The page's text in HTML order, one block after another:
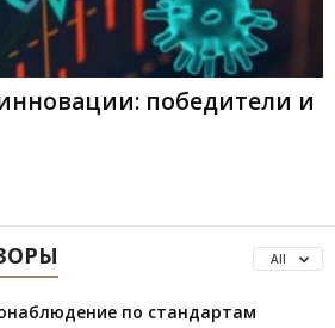
победители и
All
по стандартам